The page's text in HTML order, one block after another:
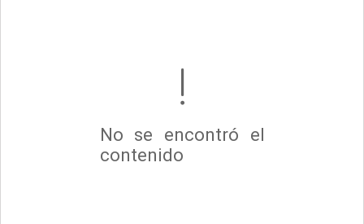
No se encontró el
contenido